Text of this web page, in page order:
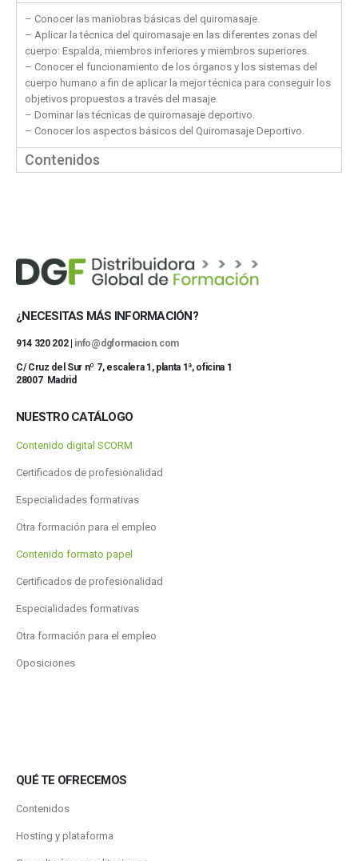
– Conocer las maniobras básicas del quiromasaje.
– Aplicar la técnica del quiromasaje en las diferentes zonas del
cuerpo: Espalda, miembros inferiores y miembros superiores.
– Conocer el funcionamiento de los órganos y los sistemas del
cuerpo humano a fin de aplicar la mejor técnica para conseguir los
objetivos propuestos a través del masaje.
– Dominar las técnicas de quiromasaje deportivo.
– Conocer los aspectos básicos del Quiromasaje Deportivo.
Contenidos
¿NECESITAS MÁS INFORMACIÓN?
914 320 202 | info@dgformacion.com
C/ Cruz del Sur nº 7, escalera 1, planta 1ª, oficina 1
28007 Madrid
NUESTRO CATÁLOGO
Contenido digital SCORM
Certificados de profesionalidad
Especialidades formativas
Otra formación para el empleo
Contenido formato papel
Certificados de profesionalidad
Especialidades formativas
Otra formación para el empleo
Oposiciones
QUÉ TE OFRECEMOS
Contenidos
Hosting y plataforma